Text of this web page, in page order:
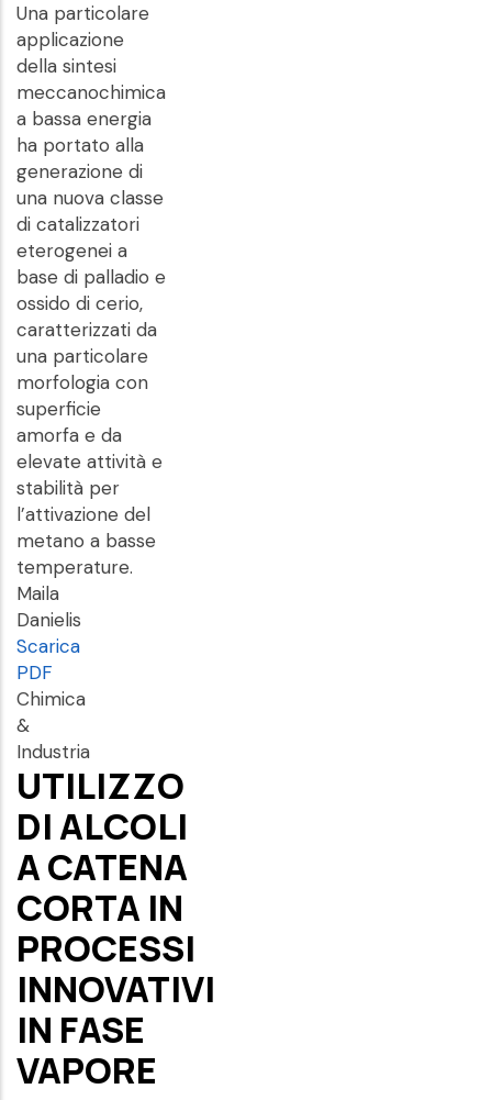
Una particolare
applicazione
della sintesi
meccanochimica
a bassa energia
ha portato alla
generazione di
una nuova classe
di catalizzatori
eterogenei a
base di palladio e
ossido di cerio,
caratterizzati da
una particolare
morfologia con
superficie
amorfa e da
elevate attività e
stabilità per
l’attivazione del
metano a basse
temperature.
Maila
Danielis
Scarica
PDF
Chimica
&
Industria
UTILIZZO
DI ALCOLI
A CATENA
CORTA IN
PROCESSI
INNOVATIVI
IN FASE
VAPORE